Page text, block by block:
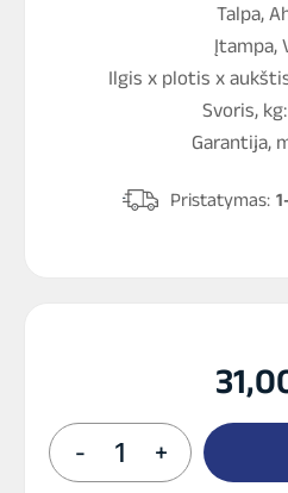
Talpa,
Įtampa,
Ilgis x plotis x
Svoris, kg:
Garantija,
Pristatymas:
-
produkto
kiekis:
LP
+